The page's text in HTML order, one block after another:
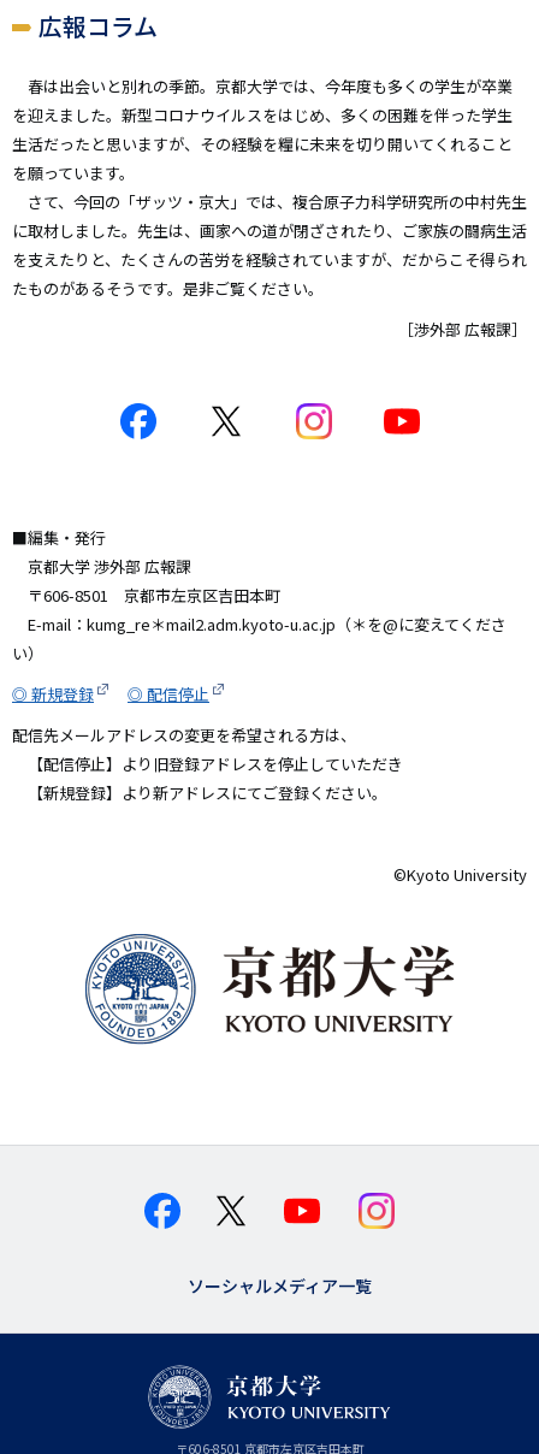
広報コラム
春は出会いと別れの季節。京都大学では、今年度も多くの学生が卒業
を迎えました。新型コロナウイルスをはじめ、多くの困難を伴った学生
生活だったと思いますが、その経験を糧に未来を切り開いてくれること
を願っています。
さて、今回の「ザッツ・京大」では、複合原子力科学研究所の中村先生
に取材しました。先生は、画家への道が閉ざされたり、ご家族の闘病生活
を支えたりと、たくさんの苦労を経験されていますが、だからこそ得られ
たものがあるそうです。是非ご覧ください。
［渉外部 広報課］
■編集・発行
京都大学 渉外部 広報課
〒606-8501 京都市左京区吉田本町
E-mail：kumg_re＊mail2.adm.kyoto-u.ac.jp（＊を@に変えてくださ
い）
◎ 新規登録
◎ 配信停止
配信先メールアドレスの変更を希望される方は、
【配信停止】より旧登録アドレスを停止していただき
【新規登録】より新アドレスにてご登録ください。
©️Kyoto University
ソーシャルメディア一覧
〒606-8501 京
京都市左京区吉田本町